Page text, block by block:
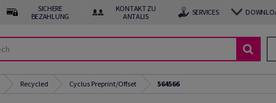
SICHERE
BEZAHLUNG
KONTAKT ZU
ANTALIS
SERVICES
Recycled Cyclus Preprint/Offset 564566